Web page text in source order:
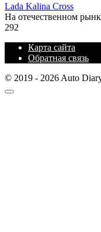
Lada Kalina Cross
На отечественном
292
Карта сайта
Обратная связь
© 2019 - 2026 Auto